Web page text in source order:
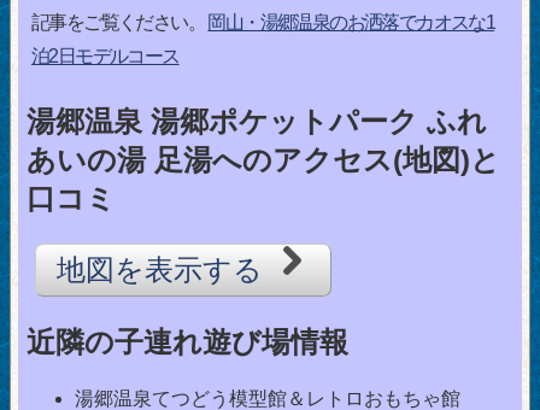
記事をご覧ください。 岡山・湯郷温泉のお洒落でカオスな1
泊2日モデルコース
湯郷温泉 湯郷ポケットパーク ふれ
あいの湯 足湯へのアクセス(地図)と
口コミ
地図を表示する
近隣の子連れ遊び場情報
湯郷温泉てつどう模型館＆レトロおもちゃ館